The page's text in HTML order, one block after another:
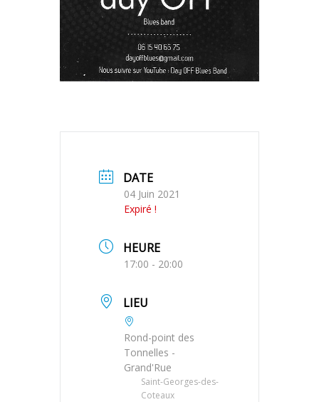
DATE
04 Juin 2021
Expiré !
HEURE
17:00 - 20:00
LIEU
Rond-point des
Tonnelles -
Grand'Rue
Saint-Georges-des-
Coteaux